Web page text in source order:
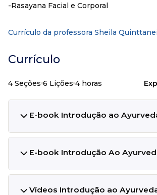
-Rasayana Facial e Corporal
Currículo da professora Sheila
Currículo
4 Seções 6 Lições 4 horas
E-book Introdução ao
E-book Introdução Ao
Vídeos Introdução ao